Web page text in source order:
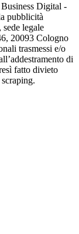
Digital -
pubblicità
legale
20093 Cologno
trasmessi e/o
di
fatto divieto